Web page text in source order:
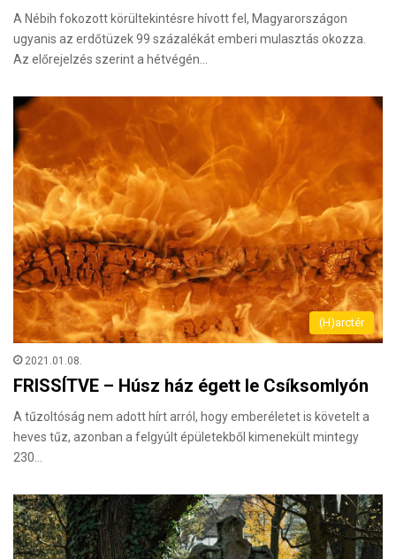
A Nébih fokozott körültekintésre hívott fel, Magyarországon
ugyanis az erdőtüzek 99 százalékát emberi mulasztás okozza.
Az előrejelzés szerint a hétvégén…
(H)arctér
2021.01.08.
FRISSÍTVE – Húsz ház égett le Csíksomlyón
A tűzoltóság nem adott hírt arról, hogy emberéletet is követelt a
heves tűz, azonban a felgyúlt épületekből kimenekült mintegy
230…